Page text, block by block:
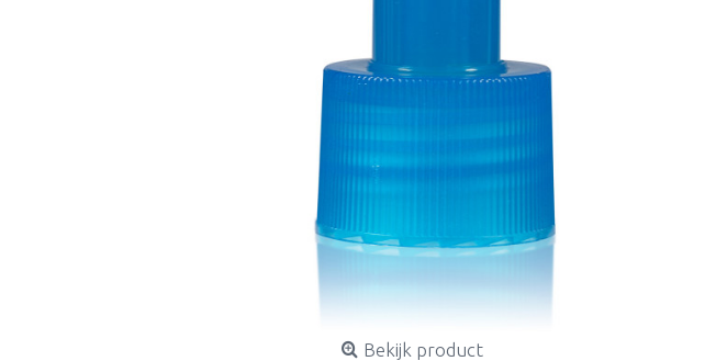
Bekijk product